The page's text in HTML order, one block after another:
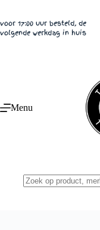
de
inhoud
voor 17:00 uur besteld, de
volgende werkdag in huis
Menu